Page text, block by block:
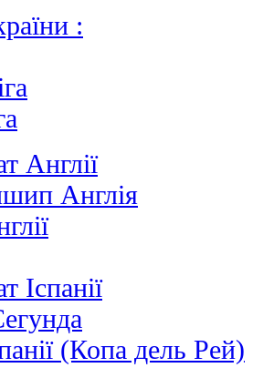
:
Англії
Англія
Іспанії
(Копа дель Рей)